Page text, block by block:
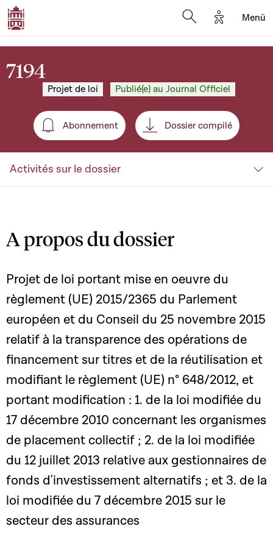
Options
Menü
7194
Projet de loi Publié(e) au Journal Officiel
Abonnement
Abonnement Dossier compilé
Activités sur le dossier
A propos du dossier
Projet de loi portant mise en oeuvre du
règlement (UE) 2015/2365 du Parlement
européen et du Conseil du 25 novembre 2015
relatif à la transparence des opérations de
financement sur titres et de la réutilisation et
modifiant le règlement (UE) n° 648/2012, et
portant modification : 1. de la loi modifiée du
17 décembre 2010 concernant les organismes
de placement collectif ; 2. de la loi modifiée
du 12 juillet 2013 relative aux gestionnaires de
fonds d'investissement alternatifs ; et 3. de la
loi modifiée du 7 décembre 2015 sur le
secteur des assurances